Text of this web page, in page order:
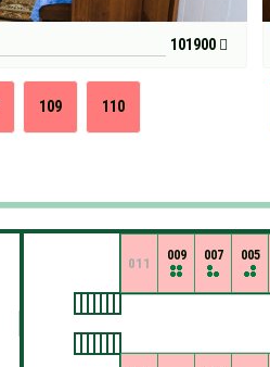
101900
109 110
005
007
009
011